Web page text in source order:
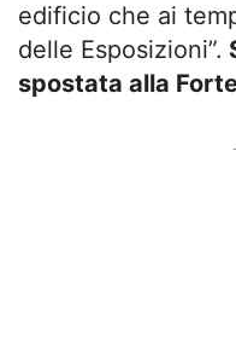
edificio che ai
delle Esposizioni”.
spostata alla